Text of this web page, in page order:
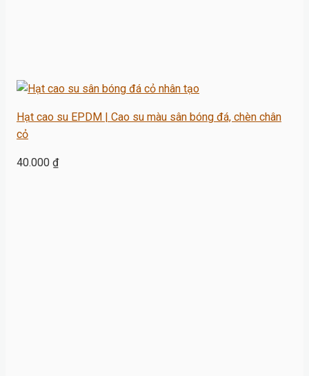
Hạt cao su EPDM | Cao su màu sân bóng đá, chèn chân
cỏ
40.000 ₫